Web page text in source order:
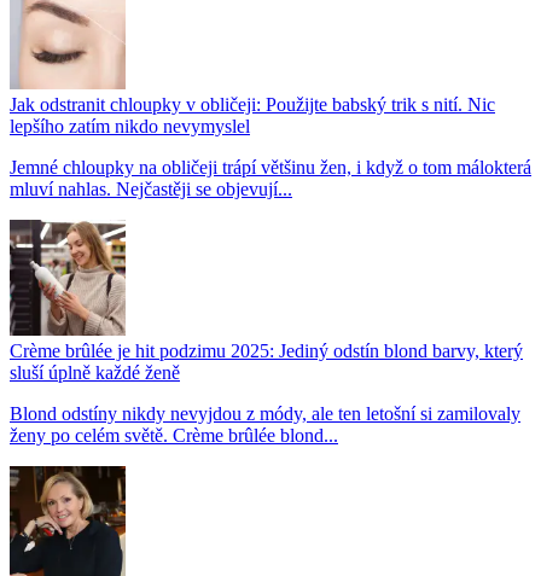
Jak odstranit chloupky v obličeji: Použijte babský trik s nití. Nic
lepšího zatím nikdo nevymyslel
Jemné chloupky na obličeji trápí většinu žen, i když o tom málokterá
mluví nahlas. Nejčastěji se objevují...
Crème brûlée je hit podzimu 2025: Jediný odstín blond barvy, který
sluší úplně každé ženě
Blond odstíny nikdy nevyjdou z módy, ale ten letošní si zamilovaly
ženy po celém světě. Crème brûlée blond...